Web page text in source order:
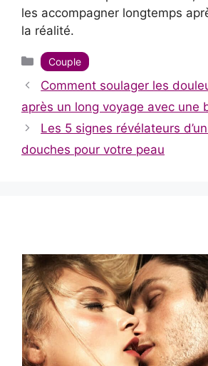
les accompagner longtemps
la réalité.
Catégories
Couple
Comment soulager les
après un long voyage avec une
Les 5 signes révélateurs
douches pour votre peau